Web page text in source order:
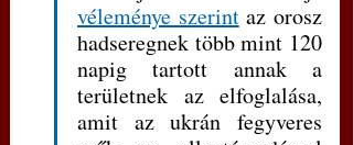
véleménye szerint az orosz
hadseregnek több mint 120
napig tartott annak a
területnek az elfoglalása,
amit az ukrán fegyveres